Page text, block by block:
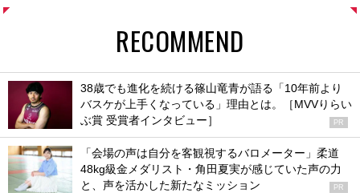
RECOMMEND
38歳でも進化を続ける篠山竜青が語る「10年前より
バスケが上手くなっている」理由とは。［MVVりらい
ぶ賞 受賞者インタビュー］
PR
「会場の声は自分を客観視するバロメーター」柔道
48kg級金メダリスト・角田夏実が感じていた声の力
と、声を活かした新たなミッション
PR